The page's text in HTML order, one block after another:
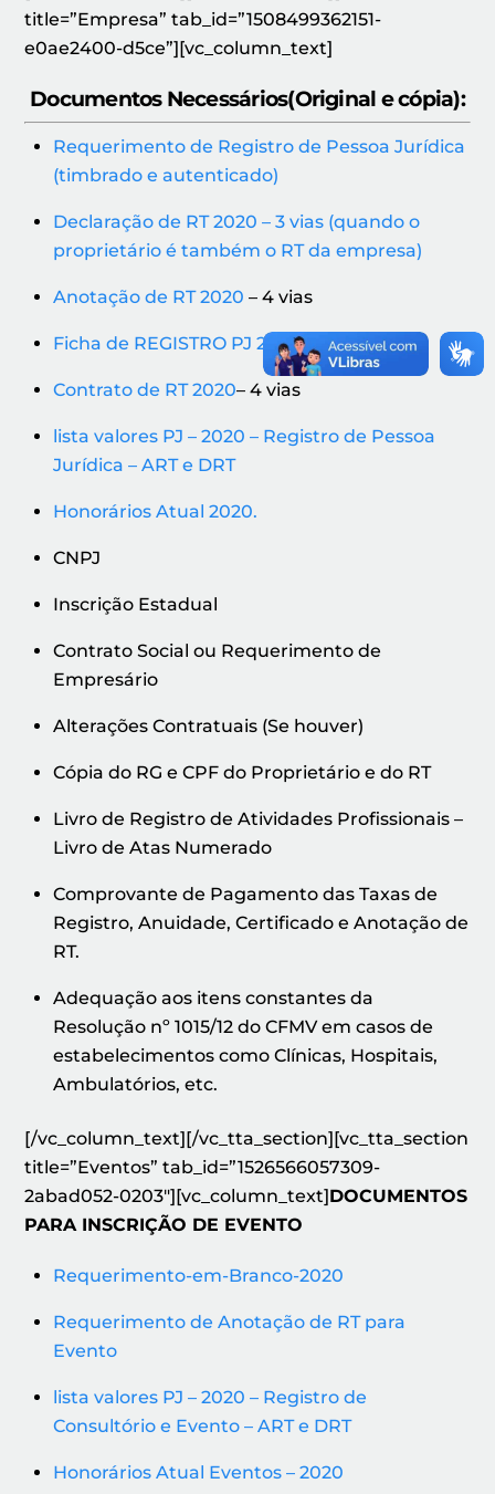
title=”Empresa” tab_id=”1508499362151-
e0ae2400-d5ce”][vc_column_text]
Documentos Necessários(Original e cópia):
Requerimento de Registro de Pessoa Jurídica
(timbrado e autenticado)
Declaração de RT 2020 – 3 vias (quando o
proprietário é também o RT da empresa)
Anotação de RT 2020 – 4 vias
Ficha de REGISTRO PJ 2020
Contrato de RT 2020– 4 vias
lista valores PJ – 2020 – Registro de Pessoa
Jurídica – ART e DRT
Honorários Atual 2020.
CNPJ
Inscrição Estadual
Contrato Social ou Requerimento de
Empresário
Alterações Contratuais (Se houver)
Cópia do RG e CPF do Proprietário e do RT
Livro de Registro de Atividades Profissionais –
Livro de Atas Numerado
Comprovante de Pagamento das Taxas de
Registro, Anuidade, Certificado e Anotação de
RT.
Adequação aos itens constantes da
Resolução nº 1015/12 do CFMV em casos de
estabelecimentos como Clínicas, Hospitais,
Ambulatórios, etc.
[/vc_column_text][/vc_tta_section][vc_tta_section
title=”Eventos” tab_id=”1526566057309-
2abad052-0203″][vc_column_text]DOCUMENTOS
PARA INSCRIÇÃO DE EVENTO
Requerimento-em-Branco-2020
Requerimento de Anotação de RT para
Evento
lista valores PJ – 2020 – Registro de
Consultório e Evento – ART e DRT
Honorários Atual Eventos – 2020